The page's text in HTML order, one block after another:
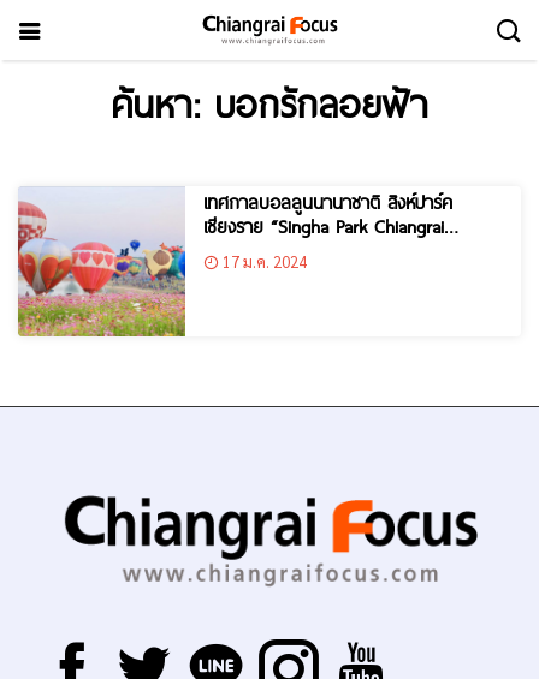
ค้นหา: บอกรักลอยฟ้า
เทศกาลบอลลูนนานาชาติ สิงห์ปาร์ค
เชียงราย “Singha Park Chiangrai
International Balloon Fiesta 2024”
17 ม.ค. 2024